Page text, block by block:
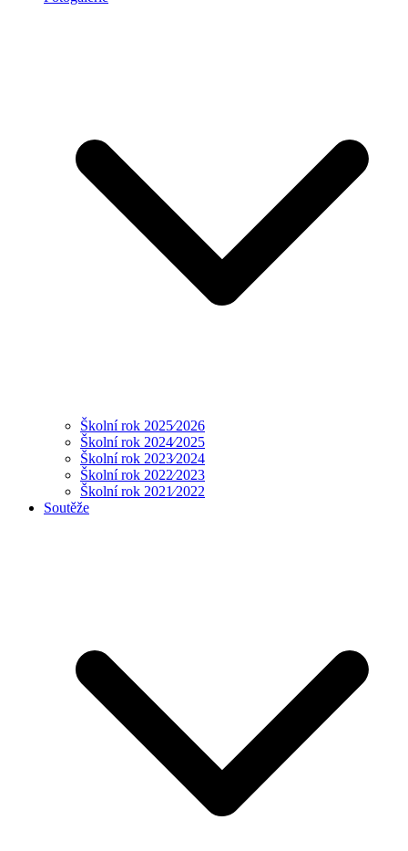
Školní rok 2025⁄2026
Školní rok 2024⁄2025
Školní rok 2023⁄2024
Školní rok 2022⁄2023
Školní rok 2021⁄2022
Soutěže